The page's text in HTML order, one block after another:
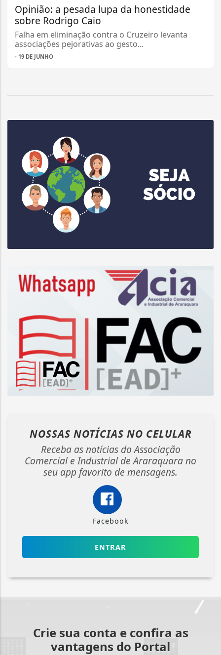
Opinião: a pesada lupa da honestidade
sobre Rodrigo Caio
Falha em eliminação contra o Cruzeiro levanta
associações pejorativas ao gesto...
- 19 DE JUNHO
NOSSAS NOTÍCIAS NO CELULAR
Receba as notícias do Associação
Comercial e Industrial de Araraquara no
seu app favorito de mensagens.
Facebook
ENTRAR
Crie sua conta e confira as
vantagens do Portal